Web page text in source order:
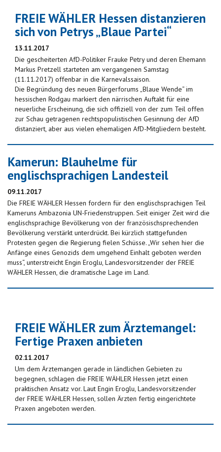
FREIE WÄHLER Hessen distanzieren
sich von Petrys „Blaue Partei“
13.11.2017
Die gescheiterten AfD-Politiker Frauke Petry und deren Ehemann
Markus Pretzell starteten am vergangenen Samstag
(11.11.2017) offenbar in die Karnevalssaison.
Die Begründung des neuen Bürgerforums „Blaue Wende“ im
hessischen Rodgau markiert den närrischen Auftakt für eine
neuerliche Erscheinung, die sich offiziell von der zum Teil offen
zur Schau getragenen rechtspopulistischen Gesinnung der AfD
distanziert, aber aus vielen ehemaligen AfD-Mitgliedern besteht.
Kamerun: Blauhelme für
englischsprachigen Landesteil
09.11.2017
Die FREIE WÄHLER Hessen fordern für den englischsprachigen Teil
Kameruns Ambazonia UN-Friedenstruppen. Seit einiger Zeit wird die
englischsprachige Bevölkerung von der französischsprechenden
Bevölkerung verstärkt unterdrückt. Bei kürzlich stattgefunden
Protesten gegen die Regierung fielen Schüsse. „Wir sehen hier die
Anfänge eines Genozids dem umgehend Einhalt geboten werden
muss“, unterstreicht Engin Eroglu, Landesvorsitzender der FREIE
WÄHLER Hessen, die dramatische Lage im Land.
FREIE WÄHLER zum Ärztemangel:
Fertige Praxen anbieten
02.11.2017
Um dem Ärztemangen gerade in ländlichen Gebieten zu
begegnen, schlagen die FREIE WÄHLER Hessen jetzt einen
praktischen Ansatz vor. Laut Engin Eroglu, Landesvorsitzender
der FREIE WÄHLER Hessen, sollen Ärzten fertig eingerichtete
Praxen angeboten werden.